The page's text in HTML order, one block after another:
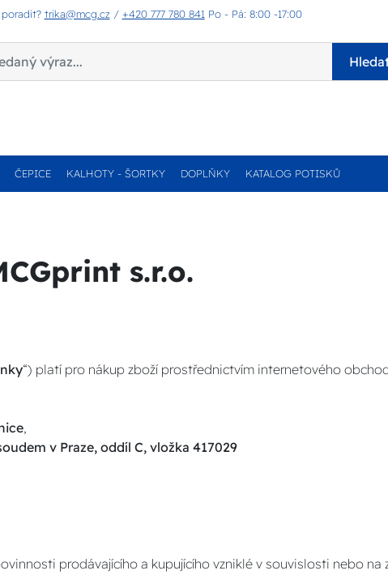
trika@mcg.cz / +420 777 780 841 Po - Pá: 8:00 -17:00
ČEPICE KALHOTY - ŠORTKY DOPLŇKY KATALOG POTISKŮ
s.r.o.
“) platí pro nákup zboží prostřednictvím internetového
,
v Praze, oddíl C, vložka 417029
prodávajícího a kupujícího vzniklé v souvislosti nebo